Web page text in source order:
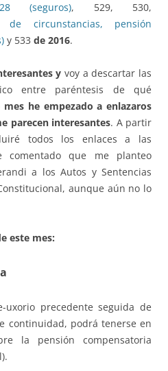
(seguros), 529, 530,
de circunstancias, pensión
y 533 de 2016.
y voy a descartar las
entre paréntesis de qué
he empezado a enlazaros
parecen interesantes. A partir
todos los enlaces a las
que me planteo
a los Autos y Sentencias
aunque aún no lo
este mes:
uxorio precedente seguida de
continuidad, podrá tenerse en
la pensión compensatoria